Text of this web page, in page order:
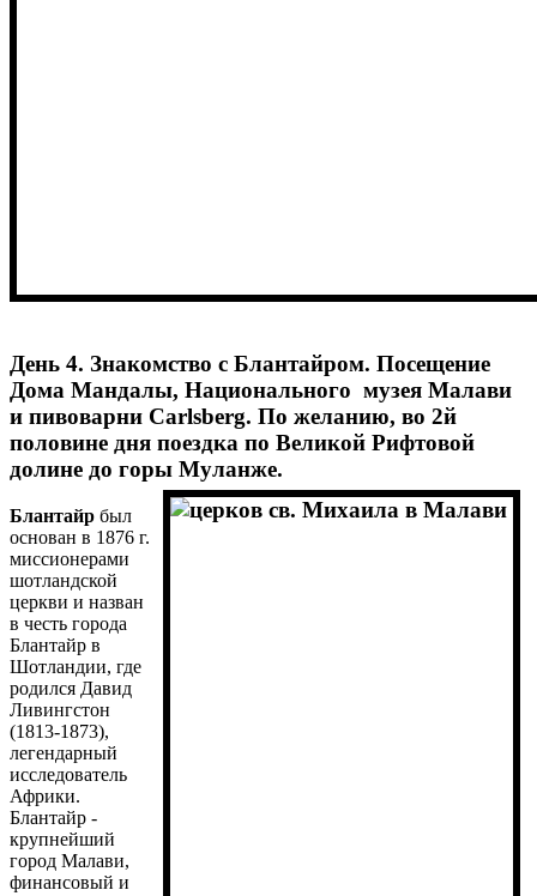
День 4. Знакомство с Блантайром. Посещение
Дома Мандалы, Национального музея Малави
и пивоварни Carlsberg. По желанию, во 2й
половине дня поездка по Великой Рифтовой
долине до горы Муланже.
Блантайр был
основан в 1876 г.
миссионерами
шотландской
церкви и назван
в честь города
Блантайр в
Шотландии, где
родился Давид
Ливингстон
(1813-1873),
легендарный
исследователь
Африки.
Блантайр -
крупнейший
город Малави,
финансовый и